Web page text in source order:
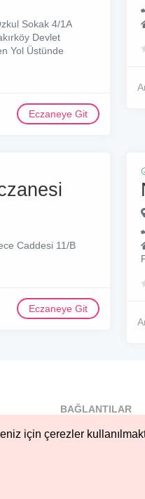
için çerezler
Sokak 4/1A
Devlet
Yol Üstünde
Eczaneye Git
Caddesi 11/B
Eczaneye Git
BAĞLANTILAR
Nöbetçi...